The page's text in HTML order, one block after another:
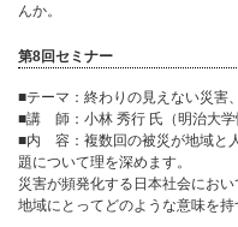
んか。
第8回セミナー
■テーマ：終わりの見えない災害
■講 師：小林 秀行 氏（明治大学
■内 容：複数回の被災が地域と
題について理を深めます。
災害が頻発化する日本社会にお
地域にとってどのような意味を持